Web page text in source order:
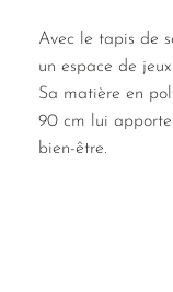
Avec le tapis de
un espace de
Sa matière en
90 cm lui
bien-être.